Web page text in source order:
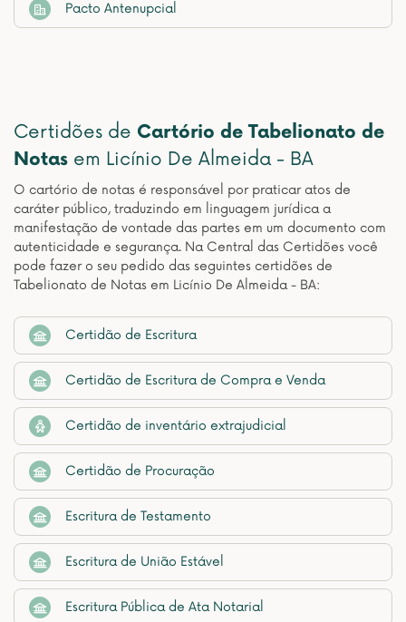
Pacto Antenupcial
Certidões de Cartório de Tabelionato de
Notas em Licínio De Almeida - BA
O cartório de notas é responsável por praticar atos de
caráter público, traduzindo em linguagem jurídica a
manifestação de vontade das partes em um documento com
autenticidade e segurança. Na Central das Certidões você
pode fazer o seu pedido das seguintes certidões de
Tabelionato de Notas em Licínio De Almeida - BA:
Certidão de Escritura
Certidão de Escritura de Compra e Venda
Certidão de inventário extrajudicial
Certidão de Procuração
Escritura de Testamento
Escritura de União Estável
Escritura Pública de Ata Notarial